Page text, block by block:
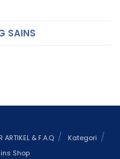
SAINS
ARTIKEL & F.A.Q
Kategori
Shop